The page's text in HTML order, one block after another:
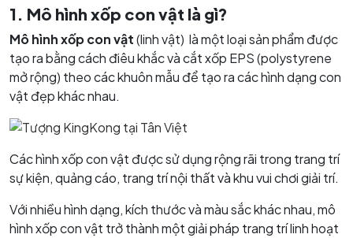
1. Mô hình xốp con vật là gì?
Mô hình xốp con vật(linh vật) là một loại sản phẩm được
tạo ra bằng cách điêu khắc và cắt xốp EPS (polystyrene
mở rộng) theo các khuôn mẫu để tạo ra các hình dạng con
vật đẹp khác nhau.
Các hình xốp con vật được sử dụng rộng rãi trong trang trí
sự kiện, quảng cáo, trang trí nội thất và khu vui chơi giải trí.
Với nhiều hình dạng, kích thước và màu sắc khác nhau, mô
hình xốp con vật trở thành một giải pháp trang trí linh hoạt